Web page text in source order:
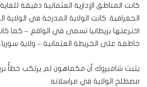
كانت المناطق الإدارية العثمانية دقيقة
الجغرافية. كانت الولاية المدرجة في الولاية
اخترعتها بريطانيا تسمى في الواقع – كما
خاطفة على الخريطة العثمانية – ولاية سوريا.
يثبت شامبروك أن مكماهون لم يرتكب خطأً
مصطلح الولاية في مراسلاته